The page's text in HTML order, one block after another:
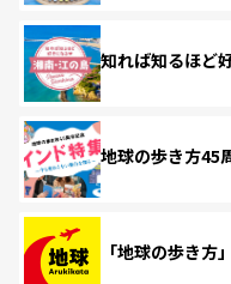
知れば知るほど
地球の歩き方45
「地球の歩き方